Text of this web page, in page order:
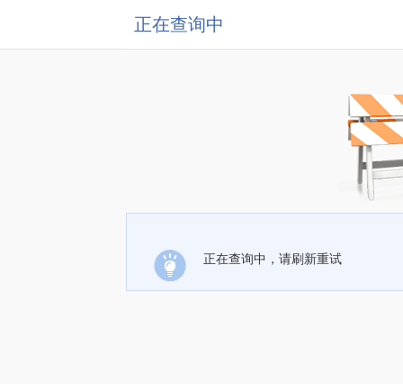
正在查询中
正在查询中，请刷新重试